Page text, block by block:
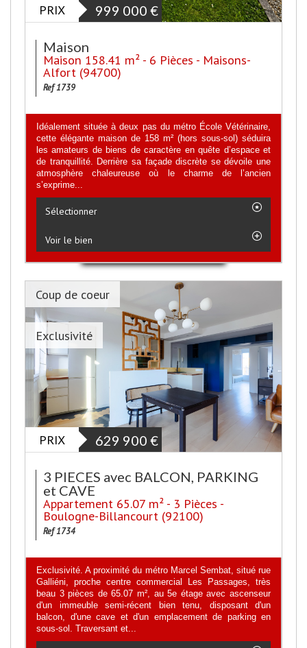
PRIX 999 000 €
Maison
Maison 158.41 m² - 6 Pièces - Maisons-
Alfort (94700)
Ref 1739
Idéalement située à deux pas du métro École Vétérinaire,
cette élégante maison de 158 m² (hors sous-sol) séduira
les amateurs de biens de caractère en quête d’espace et
de tranquillité. Derrière sa façade discrète se dévoile une
atmosphère chaleureuse où le charme de l’ancien
s’exprime...
Sélectionner
Voir le bien
Exclusivité
Coup de coeur
PRIX 629 900 €
3 PIECES avec BALCON, PARKING
et CAVE
Appartement 65.07 m² - 3 Pièces -
Boulogne-Billancourt (92100)
Ref 1734
Exclusivité. A proximité du métro Marcel Sembat, situé rue
Galliéni, proche centre commercial Les Passages, très
beau 3 pièces de 65.07 m², au 5e étage avec ascenseur
d'un immeuble semi-récent bien tenu, disposant d'un
balcon, d'une cave et d'un emplacement de parking en
sous-sol. Traversant et...